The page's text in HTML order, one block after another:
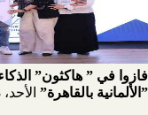
فازوا في ” هاكثون”
”الألمانية بالقاهرة” الأحد، 18 أغسطس 2024